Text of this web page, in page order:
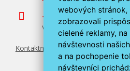
webových stránok,
zobrazovali
cielené reklamy, na
návštevnosti
a na pochopenie
návštevníci
+420 377 222 313
Volajte v pracovné dni od 8.
Kontaktné údaje